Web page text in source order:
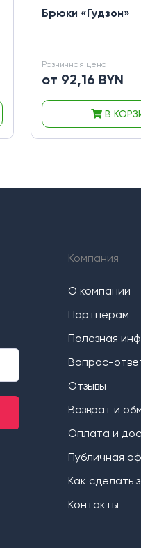
Брюки «Гудзон»
Розничная цена
от 92,16 BYN
В
Компания
О компании
Партнерам
Полезная
Вопрос-
Отзывы
Возврат и
Оплата и
Публичная
Как сделать
Контакты